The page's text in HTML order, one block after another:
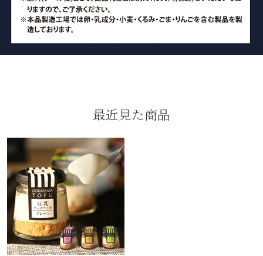
最近見た商品